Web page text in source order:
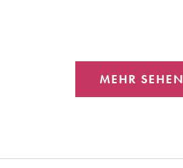
MEHR SEHEN